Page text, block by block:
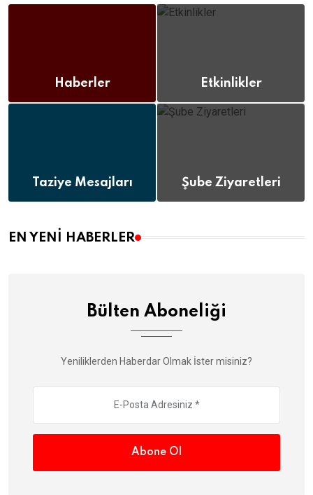
Haberler Etkinlikler
Taziye Mesajları Şube Ziyaretleri
EN YENI HABERLER
Bülten Aboneliği
Yeniliklerden Haberdar Olmak İster misiniz?
Abone Ol